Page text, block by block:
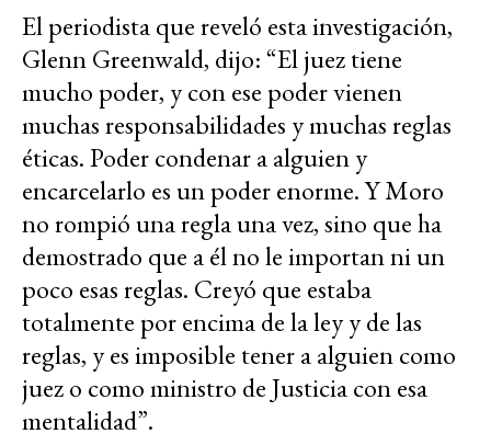
El periodista que reveló esta investigación,
Glenn Greenwald, dijo: “El juez tiene
mucho poder, y con ese poder vienen
muchas responsabilidades y muchas reglas
éticas. Poder condenar a alguien y
encarcelarlo es un poder enorme. Y Moro
no rompió una regla una vez, sino que ha
demostrado que a él no le importan ni un
poco esas reglas. Creyó que estaba
totalmente por encima de la ley y de las
reglas, y es imposible tener a alguien como
juez o como ministro de Justicia con esa
mentalidad”.